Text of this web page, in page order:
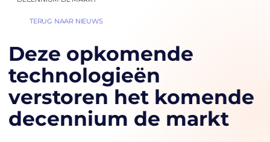
TERUG NAAR NIEUWS
Deze opkomende
technologieën
verstoren het komende
decennium de markt